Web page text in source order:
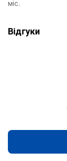
міс.
Відгуки